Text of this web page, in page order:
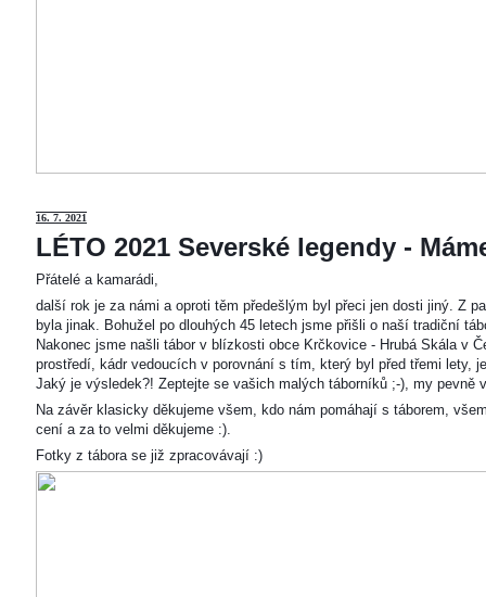
16. 7. 2021
LÉTO 2021 Severské legendy -
Přátelé a kamarádi,
další rok je za námi a oproti těm předešlým byl přeci jen dosti jiný. Z
byla jinak. Bohužel po dlouhých 45 letech jsme přišli o naší tradiční
Nakonec jsme našli tábor v blízkosti obce Krčkovice - Hrubá Skála v
prostředí, kádr vedoucích v porovnání s tím, který byl před třemi lety,
Jaký je výsledek?! Zeptejte se vašich malých táborníků ;-), my pevně
Na závěr klasicky děkujeme všem, kdo nám pomáhají s táborem,
cení a za to velmi děkujeme :).
Fotky z tábora se již zpracovávají :)